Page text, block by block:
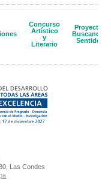
Concurso
Artístico
y
Literario
Proyecto
Buscando
Sentido
Las Condes